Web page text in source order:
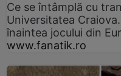
Ce se întâmplă cu
Universitatea
înaintea jocului din
www.fanatik.ro